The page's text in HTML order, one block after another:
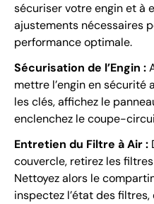
sécuriser votre engin et à
ajustements nécessaires
performance optimale.
Sécurisation de l’Engin :
mettre l’engin en sécurité
les clés, affichez le
enclenchez le coupe-
Entretien du Filtre à Air :
couvercle, retirez les
Nettoyez alors le
inspectez l’état des